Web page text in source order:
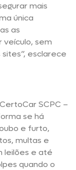
mais
única
as
sem
esclarece
SCPC –
se há
e furto,
multas e
leilões e até
quando o